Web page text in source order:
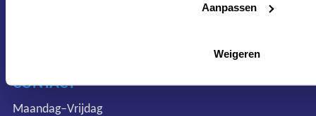
Aanpassen
Weigeren
CONTACT
Maandag–Vrijdag